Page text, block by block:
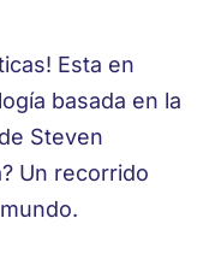
Esta en
basada en la
Steven
Un recorrido